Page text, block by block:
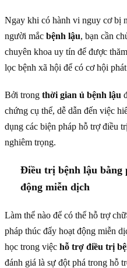
Ngay khi có hành vi nguy cơ bị
người mắc bệnh lậu, bạn cần
chuyên khoa uy tín để được
lọc bệnh xã hội để có cơ hội
Bởi trong thời gian ủ bệnh lậu
chứng cụ thể, dễ dẫn đến việc
dụng các biện pháp hỗ trợ điều
nghiêm trọng.
Điều trị bệnh lậu bằng
động miễn dịch
Làm thể nào để có thể hỗ trợ
pháp thúc đẩy hoạt động miễn
học trong việc hỗ trợ điều trị
đánh giá là sự đột phá trong hỗ